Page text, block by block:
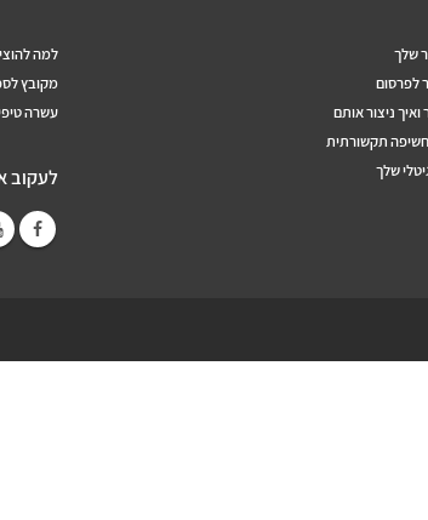
שלך
לפרסום
ואיך ניצור אותם
תקשורתית
שלך
למה
מקובץ
עשרה
לעקוב